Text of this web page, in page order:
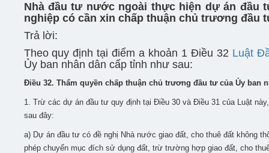
Nhà đầu tư nước ngoài thực hiện dự án đầu
nghiệp có cần xin chấp thuận chủ trương đầu
Trả lời:
Theo quy định tại điểm a khoản 1 Điều 32 Luật
Ủy ban nhân dân cấp tỉnh như sau:
Điều 32. Thẩm quyền chấp thuận chủ trương đầu tư của Ủy ban
1. Trừ các dự án đầu tư quy định tại Điều 30 và Điều 31 của Luật
sau đây:
a) Dự án đầu tư có đề nghị Nhà nước giao đất, cho thuê đất không
phép chuyển mục đích sử dụng đất, trừ trường hợp giao đất, cho